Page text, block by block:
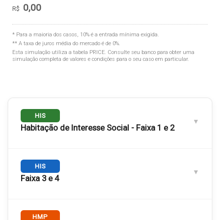
R$ 0,00
* Para a maioria dos casos, 10% é a entrada mínima exigida.
** A taxa de juros média do mercado é de 0%.
Esta simulação utiliza a tabela PRICE. Consulte seu banco para obter uma
simulação completa de valores e condições para o seu caso em particular.
HIS
Habitação de Interesse Social - Faixa 1 e 2
Engloba as
3 salários mínimos.
Até R$ 5.000,00
HIS
Faixa 3 e 4
Engloba as
HMP